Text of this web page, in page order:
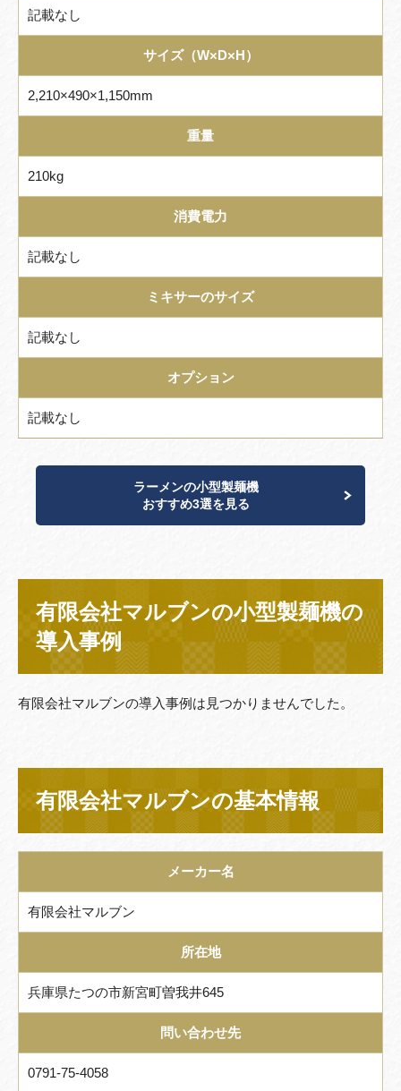
記載なし
サイズ（W×D×H）
2,210×490×1,150mm
重量
210kg
消費電力
記載なし
ミキサーのサイズ
記載なし
オプション
記載なし
ラーメンの小型製麺機
おすすめ3選を見る
有限会社マルブンの小型製麺機の
導入事例
有限会社マルブンの導入事例は見つかりませんでした。
有限会社マルブンの基本情報
メーカー名
有限会社マルブン
所在地
兵庫県たつの市新宮町曽我井645
問い合わせ先
0791-75-4058